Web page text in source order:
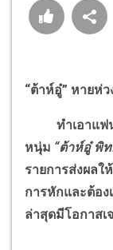
“ต้าห์อู๋” หายห่ว
ทำเอาแฟนๆ
หนุ่ม “ต้าห์อู๋ พิท
รายการส่งผลใ
การหักและต้อ
ล่าสุดมีโอกาสเ